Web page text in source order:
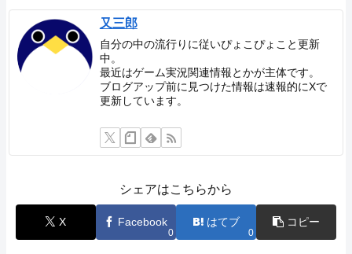
又三郎
自分の中の流行りに従いぴょこぴょこと更新
中。
最近はゲーム実況関連情報とかが主体です。
ブログアップ前に見つけた情報は速報的にXで
更新しています。
シェアはこちらから
X Facebook
0
はてブ
0
コピー